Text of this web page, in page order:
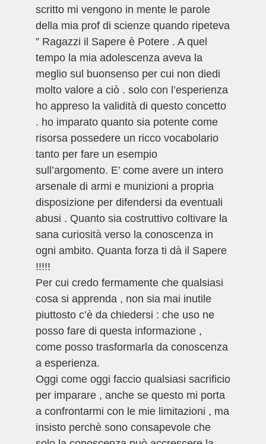
scritto mi vengono in mente le parole
della mia prof di scienze quando ripeteva
” Ragazzi il Sapere è Potere . A quel
tempo la mia adolescenza aveva la
meglio sul buonsenso per cui non diedi
molto valore a ciò . solo con l’esperienza
ho appreso la validità di questo concetto
. ho imparato quanto sia potente come
risorsa possedere un ricco vocabolario
tanto per fare un esempio
sull’argomento. E’ come avere un intero
arsenale di armi e munizioni a propria
disposizione per difendersi da eventuali
abusi . Quanto sia costruttivo coltivare la
sana curiosità verso la conoscenza in
ogni ambito. Quanta forza ti dà il Sapere
!!!!!
Per cui credo fermamente che qualsiasi
cosa si apprenda , non sia mai inutile
piuttosto c’è da chiedersi : che uso ne
posso fare di questa informazione ,
come posso trasformarla da conoscenza
a esperienza.
Oggi come oggi faccio qualsiasi sacrificio
per imparare , anche se questo mi porta
a confrontarmi con le mie limitazioni , ma
insisto perchè sono consapevole che